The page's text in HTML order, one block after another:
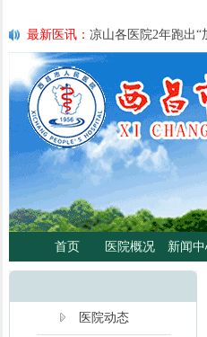
最新医讯： 凉山各医院2年跑出“
最新医讯：紧急通知
最新医讯：好消息！四川大学
最新医讯：西昌市人民总医院
宣传活动
最新医讯：西昌市人民医院耳鼻
日”义诊活动
最新医讯： 重磅消息！2月21日
将定期到西昌市人民医院开展门
最新医讯：西昌市人民医院胃
最新医讯：西昌市人民医院开展
分离、不住院就能照蓝光啦！
最新医讯：好消息！西昌市人
【义诊预告】西昌
首页 医院概况 新闻
医院动态